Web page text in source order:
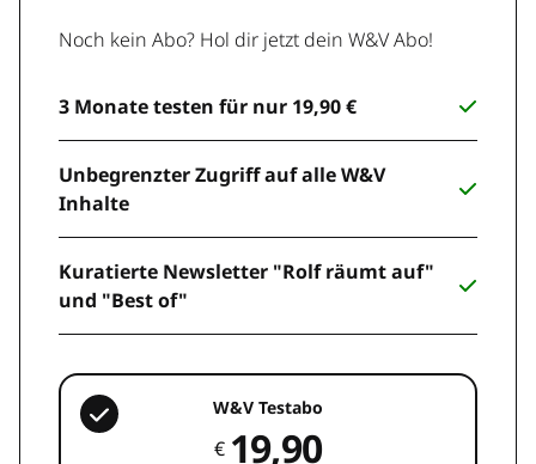
Noch kein Abo? Hol dir jetzt dein W&V Abo!
3 Monate testen für nur 19,90 €
Unbegrenzter Zugriff auf alle W&V
Inhalte
Kuratierte Newsletter "Rolf räumt auf"
und "Best of"
W&V Testabo
€ 19,90